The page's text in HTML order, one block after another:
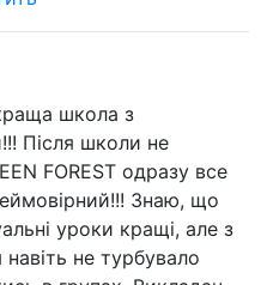
школа з
Після школи не
FOREST одразу все
Знаю, що
уроки кращі, але з
навіть не турбувало